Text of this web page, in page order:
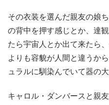
その衣装を選んだ親友の娘
の背中を押す感じとか、達
たら宇宙人とか出て来たら
よりも容貌が人間と違うか
ュラルに馴染んでいて器の
キャロル・ダンバースと親